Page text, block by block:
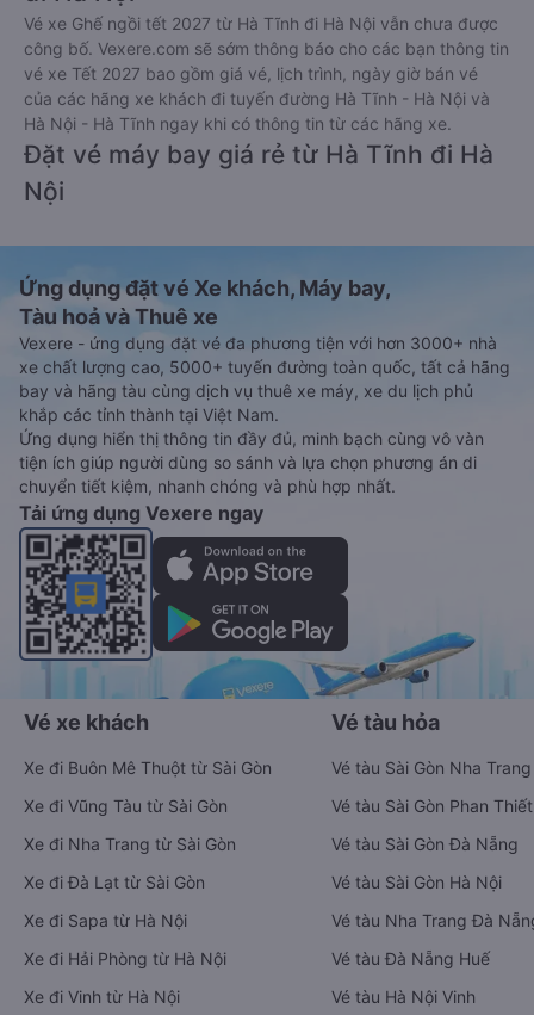
Vé xe Ghế ngồi tết 2027 từ Hà Tĩnh đi Hà Nội vẫn chưa được
công bố. Vexere.com sẽ sớm thông báo cho các bạn thông tin
vé xe Tết 2027 bao gồm giá vé, lịch trình, ngày giờ bán vé
của các hãng xe khách đi tuyến đường Hà Tĩnh - Hà Nội và
Hà Nội - Hà Tĩnh ngay khi có thông tin từ các hãng xe.
Đặt vé máy bay giá rẻ từ Hà Tĩnh đi Hà
Nội
Ứng dụng đặt vé Xe khách, Máy bay,
Tàu hoả và Thuê xe
Vexere - ứng dụng đặt vé đa phương tiện với hơn 3000+ nhà
xe chất lượng cao, 5000+ tuyến đường toàn quốc, tất cả hãng
bay và hãng tàu cùng dịch vụ thuê xe máy, xe du lịch phủ
khắp các tỉnh thành tại Việt Nam.
Ứng dụng hiển thị thông tin đầy đủ, minh bạch cùng vô vàn
tiện ích giúp người dùng so sánh và lựa chọn phương án di
chuyển tiết kiệm, nhanh chóng và phù hợp nhất.
Tải ứng dụng Vexere ngay
Vé xe khách
Xe đi Buôn Mê Thuột từ Sài Gòn
Xe đi Vũng Tàu từ Sài Gòn
Xe đi Nha Trang từ Sài Gòn
Xe đi Đà Lạt từ Sài Gòn
Xe đi Sapa từ Hà Nội
Xe đi Hải Phòng từ Hà Nội
Xe đi Vinh từ Hà Nội
Vé tàu hỏa
Vé tàu Sài Gòn Nha Trang
Vé tàu Sài Gòn Phan Thiết
Vé tàu Sài Gòn Đà Nẵng
Vé tàu Sài Gòn Hà Nội
Vé tàu Nha Trang Đà
Vé tàu Đà Nẵng Huế
Vé tàu Hà Nội Vinh